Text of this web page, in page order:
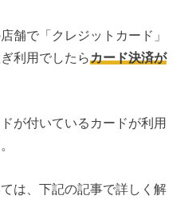
舗で「クレジットカード」
利用でしたらカード決済が
が付いているカードが利用
は、下記の記事で詳しく解